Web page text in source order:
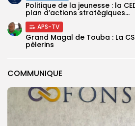
COMMUNIQUE
Politique de la jeunesse : la
plan d’actions stratégiques...
APS-TV
Grand Magal de Touba : La
pèlerins